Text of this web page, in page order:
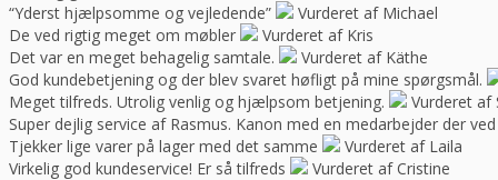
“Yderst hjælpsomme og vejledende”
Vurderet af Michael
De ved rigtig meget om møbler
Vurderet af Kris
Det var en meget behagelig samtale.
Vurderet af Käthe
God kundebetjening og der blev svaret høfligt på mine spørgsmål.
Meget tilfreds. Utrolig venlig og hjælpsom betjening.
Vurderet af
Super dejlig service af Rasmus. Kanon med en medarbejder der
Tjekker lige varer på lager med det samme
Vurderet af Laila
Virkelig god kundeservice! Er så tilfreds
Vurderet af Cristine